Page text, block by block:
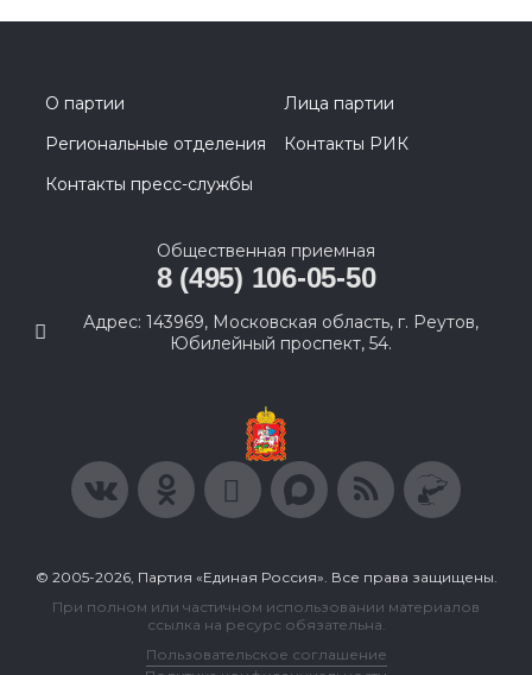
О партии
Лица партии
Региональные отделения
Контакты РИК
Контакты пресс-службы
Общественная приемная
8 (495) 106-05-50
Адрес: 143969, Московская область, г. Реутов,
Юбилейный проспект, 54.
© 2005-2026, Партия «Единая Россия». Все права защищены.
При полном или частичном использовании материалов
ссылка на ресурс обязательна.
Пользовательское соглашение